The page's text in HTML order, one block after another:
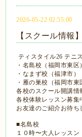
2026-05-22 02:55:00
【スクール情報
ティスタイル26 テニ
・名島校（福岡市東区）
・なまず校（福津市）
・雁の巣校（福岡市東
各校のスクール開講情
各校体験レッスン募集
お友達のご紹介お待ち
■名島校
１０時〜大人レッスン